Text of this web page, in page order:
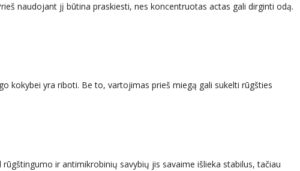
naudojant jį būtina praskiesti, nes koncentruotas actas gali dirginti odą.
kokybei yra riboti. Be to, vartojimas prieš miegą gali sukelti rūgšties
ir antimikrobinių savybių jis savaime išlieka stabilus, tačiau